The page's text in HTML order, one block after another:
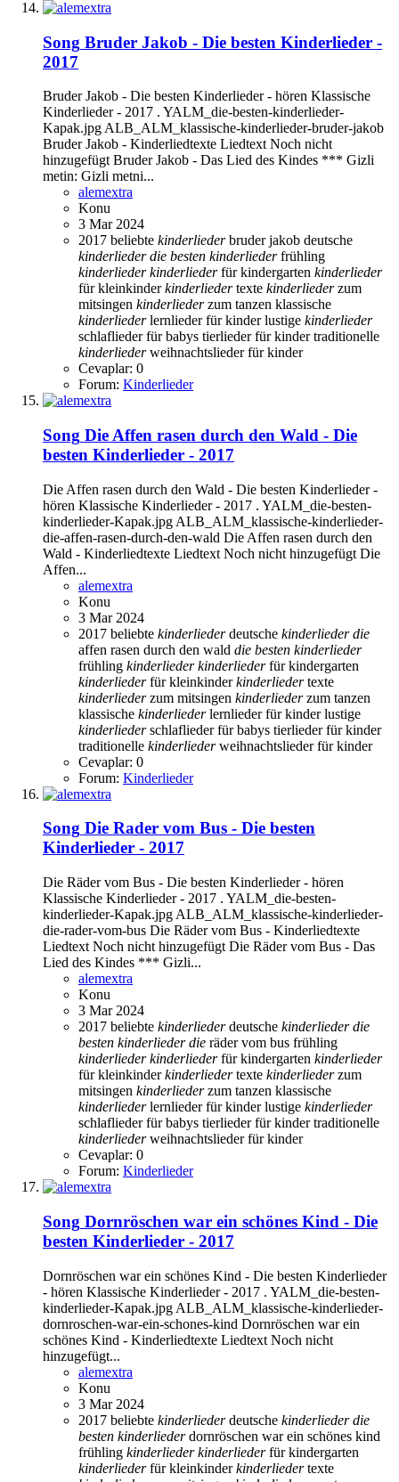
Song Bruder Jakob - Die besten Kinderlieder -
2017
Bruder Jakob - Die besten Kinderlieder - hören Klassische
Kinderlieder - 2017 . YALM_die-besten-kinderlieder-
Kapak.jpg ALB_ALM_klassische-kinderlieder-bruder-jakob
Bruder Jakob - Kinderliedtexte Liedtext Noch nicht
hinzugefügt Bruder Jakob - Das Lied des Kindes *** Gizli
metin: Gizli metni...
alemextra
Konu
3 Mar 2024
2017 beliebte kinderlieder bruder jakob deutsche
kinderlieder die besten kinderlieder frühling
kinderlieder kinderliederfür kindergarten kinderlieder
für kleinkinderkinderliedertexte kinderliederzum
mitsingen kinderliederzum tanzen klassische
kinderlieder lernlieder für kinderlustige kinderlieder
schlaflieder für babys tierlieder für kindertraditionelle
kinderlieder weihnachtslieder für kinder
Cevaplar: 0
Forum: Kinderlieder
Song Die Affen rasen durch den Wald - Die
besten Kinderlieder - 2017
Die Affen rasen durch den Wald - Die besten Kinderlieder -
hören Klassische Kinderlieder - 2017 . YALM_die-besten-
kinderlieder-Kapak.jpg ALB_ALM_klassische-kinderlieder-
die-affen-rasen-durch-den-wald Die Affen rasen durch den
Wald - Kinderliedtexte Liedtext Noch nicht hinzugefügt Die
Affen...
alemextra
Konu
3 Mar 2024
2017 beliebte kinderlieder deutsche kinderlieder die
affen rasen durch den wald die besten kinderlieder
frühling kinderlieder kinderliederfür kindergarten
kinderliederfür kleinkinderkinderliedertexte
kinderliederzum mitsingen kinderliederzum tanzen
klassische kinderlieder lernlieder für kinderlustige
kinderlieder schlaflieder für babys tierlieder für kinder
traditionelle kinderlieder weihnachtslieder für kinder
Cevaplar: 0
Forum: Kinderlieder
Song Die Rader vom Bus - Die besten
Kinderlieder - 2017
Die Räder vom Bus - Die besten Kinderlieder - hören
Klassische Kinderlieder - 2017 . YALM_die-besten-
kinderlieder-Kapak.jpg ALB_ALM_klassische-kinderlieder-
die-rader-vom-bus Die Räder vom Bus - Kinderliedtexte
Liedtext Noch nicht hinzugefügt Die Räder vom Bus - Das
Lied des Kindes *** Gizli...
alemextra
Konu
3 Mar 2024
2017 beliebte kinderlieder deutsche kinderlieder die
besten kinderlieder die räder vom bus frühling
kinderlieder kinderliederfür kindergarten kinderlieder
für kleinkinderkinderliedertexte kinderliederzum
mitsingen kinderliederzum tanzen klassische
kinderlieder lernlieder für kinderlustige kinderlieder
schlaflieder für babys tierlieder für kindertraditionelle
kinderlieder weihnachtslieder für kinder
Cevaplar: 0
Forum: Kinderlieder
Song Dornröschen war ein schönes Kind - Die
besten Kinderlieder - 2017
Dornröschen war ein schönes Kind - Die besten Kinderlieder
- hören Klassische Kinderlieder - 2017 . YALM_die-besten-
kinderlieder-Kapak.jpg ALB_ALM_klassische-kinderlieder-
dornroschen-war-ein-schones-kind Dornröschen war ein
schönes Kind - Kinderliedtexte Liedtext Noch nicht
hinzugefügt...
alemextra
Konu
3 Mar 2024
2017 beliebte kinderlieder deutsche kinderlieder die
besten kinderlieder dornröschen war ein schönes kind
frühling kinderlieder kinderliederfür kindergarten
kinderliederfür kleinkinderkinderliedertexte